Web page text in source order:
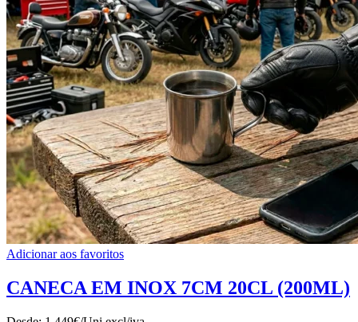
Adicionar aos favoritos
CANECA EM INOX 7CM 20CL (200ML)